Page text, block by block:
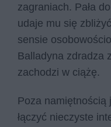
zagraniach. Pała
udaje mu się
sensie
Balladyna zdradza
zachodzi w ciążę.
Poza namiętnością
łączyć nieczyste